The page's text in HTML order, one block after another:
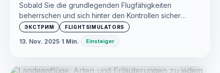
Sobald Sie die grundlegenden Flugfähigkeiten
beherrschen und sich hinter den Kontrollen sicher
fühlen, ist es Zeit, etwas Aufregenderes
ЭКСТРИМ FLIGHTSIMULATORS
13. Nov. 2025·1 Min.· Einsteiger